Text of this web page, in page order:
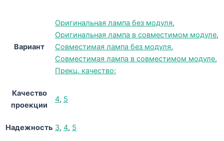
Вариант
Оригинальная лампа без модуля,
Оригинальная лампа в совместимом модуле,
Совместимая лампа без модуля,
Совместимая лампа в совместимом модуле,
Прекц. качество:
Качество
проекции
4, 5
Надежность 3, 4, 5